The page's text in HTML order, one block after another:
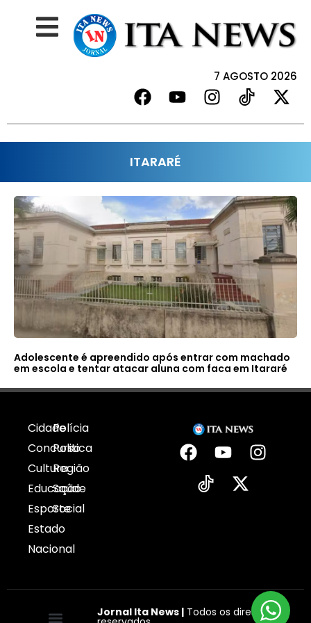
7 AGOSTO 2026
ITARARÉ
Adolescente é apreendido após entrar com machado
em escola e tentar atacar aluna com faca em Itararé
Cidade
Concurso
Cultura
Educação
Esporte
Estado
Nacional
Polícia
Politica
Região
Saúde
Social
Jornal Ita News |Todos os direitos